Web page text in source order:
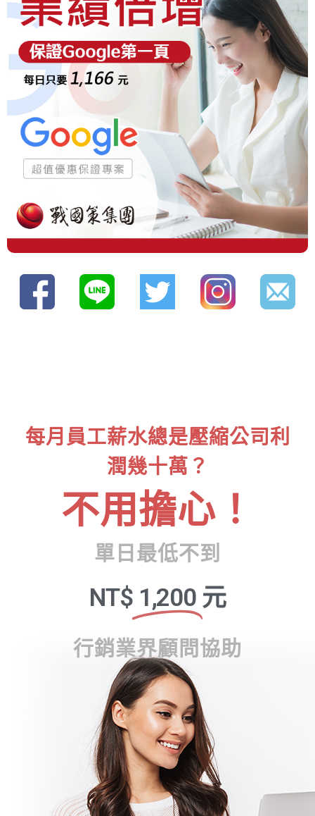
每月員工薪水總是壓縮公司利
潤幾十萬？
不用擔心！
單日最低不到
NT$ 1,200 元
行銷業界顧問協助